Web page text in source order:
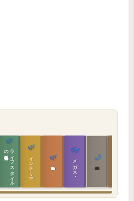
🌿
ラ
イ
フ
ス
タ
イ
ル
の
教科書 🌿
インテリア設計 🌿
敷地設計の教科書
👓
メガネ｜転職 🌙
建築思想の教科書